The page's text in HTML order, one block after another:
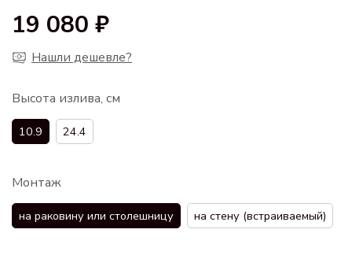
19 080 ₽
Нашли дешевле?
Высота излива, см
10.9 24.4
Монтаж
на раковину или столешницу на стену (встраиваемый)